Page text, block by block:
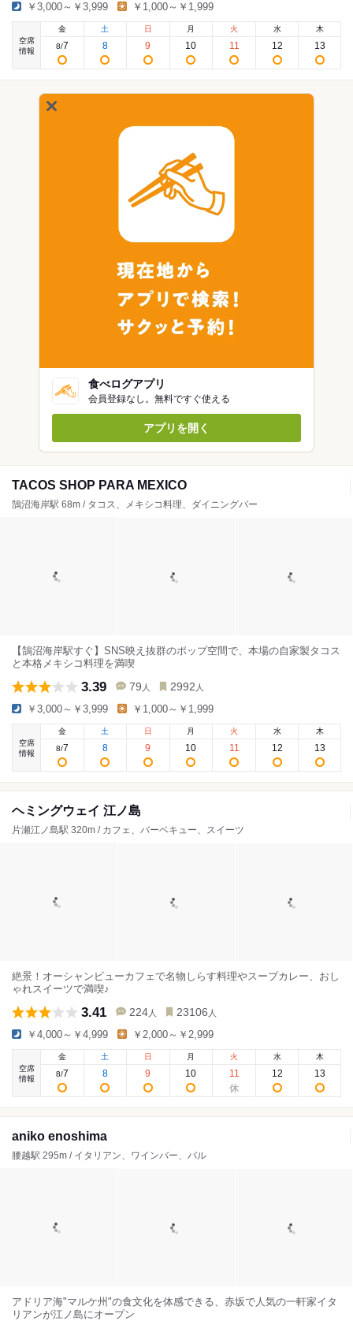
￥3,000～￥3,999 ￥1,000～￥1,999
空席
情報
金
8/7
土
8
日
9
月
10
火
11
水
12
木
13
食べログアプリ
会員登録なし。無料ですぐ使える
アプリを開く
TACOS SHOP PARA MEXICO
鵠沼海岸駅 68m / タコス、メキシコ料理、ダイニングバー
【鵠沼海岸駅すぐ】SNS映え抜群のポップ空間で、本場の自家製タコス
と本格メキシコ料理を満喫
3.39 79 人 2992 人
￥3,000～￥3,999 ￥1,000～￥1,999
空席
情報
金
8/7
土
8
日
9
月
10
火
11
水
12
木
13
ヘミングウェイ 江ノ島
片瀬江ノ島駅 320m / カフェ、バーベキュー、スイーツ
絶景！オーシャンビューカフェで名物しらす料理やスープカレー、おし
ゃれスイーツで満喫♪
3.41 224 人 23106 人
￥4,000～￥4,999 ￥2,000～￥2,999
空席
情報
金
8/7
土
8
日
9
月
10
火
11
水
12
木
13
aniko enoshima
腰越駅 295m / イタリアン、ワインバー、バル
アドリア海"マルケ州"の食文化を体感できる、赤坂で人気の一軒家イタ
リアンが江ノ島にオープン